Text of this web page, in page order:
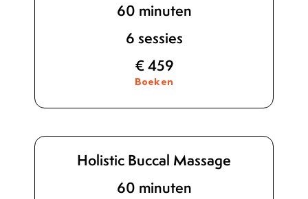
60 minuten
6 sessies
€ 459
Boeken
Holistic Buccal Massage
60 minuten